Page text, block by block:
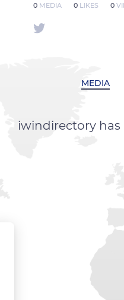
0 MEDIA 0 LIKES 0
MEDIA
iwindirectory